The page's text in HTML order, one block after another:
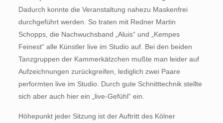
Dadurch konnte die Veranstaltung nahezu Maskenfrei
durchgeführt werden. So traten mit Redner Martin
Schopps, die Nachwuchsband „Aluis“ und „Kempes
Feinest“ alle Künstler live im Studio auf. Bei den beiden
Tanzgruppen der Kammerkätzchen mußte man leider auf
Aufzeichnungen zurückgreifen, lediglich zwei Paare
performten live im Studio. Durch gute Schnitttechnik stellte
sich aber auch hier ein „live-Gefühl“ ein.
Höhepunkt jeder Sitzung ist der Auftritt des Kölner